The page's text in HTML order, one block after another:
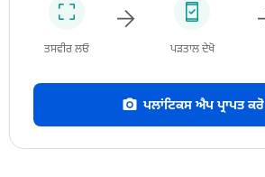
ਤਸਵੀਰ ਲਓ ਪੜਤਾਲ ਦੇਖੋ
ਪਲਾਂਟਿਕਸ ਐਪ ਪ੍ਰਾਪਤ ਕਰੋ